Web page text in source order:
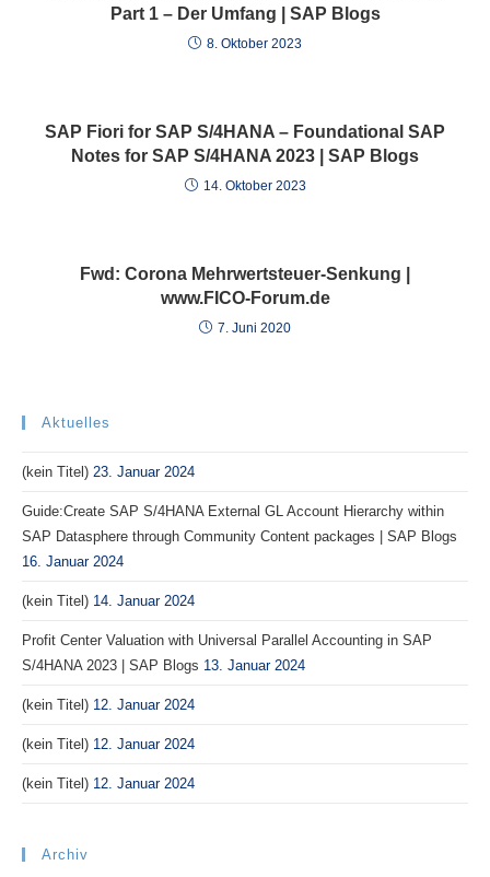
Part 1 – Der Umfang | SAP Blogs
8. Oktober 2023
SAP Fiori for SAP S/4HANA – Foundational SAP
Notes for SAP S/4HANA 2023 | SAP Blogs
14. Oktober 2023
Fwd: Corona Mehrwertsteuer-Senkung |
www.FICO-Forum.de
7. Juni 2020
Aktuelles
(kein Titel) 23. Januar 2024
Guide:Create SAP S/4HANA External GL Account Hierarchy within
SAP Datasphere through Community Content packages | SAP Blogs
16. Januar 2024
(kein Titel) 14. Januar 2024
Profit Center Valuation with Universal Parallel Accounting in SAP
S/4HANA 2023 | SAP Blogs 13. Januar 2024
(kein Titel) 12. Januar 2024
(kein Titel) 12. Januar 2024
(kein Titel) 12. Januar 2024
Archiv